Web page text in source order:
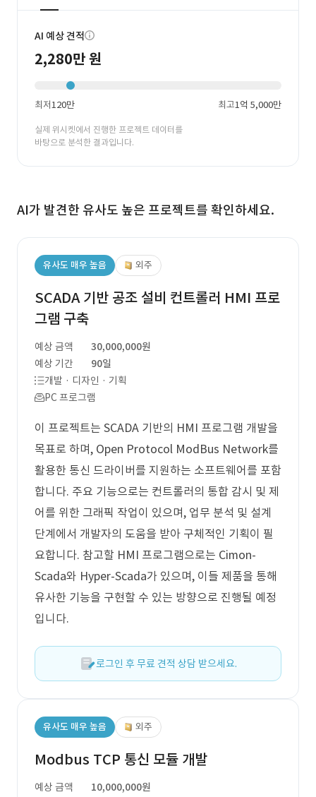
AI 예상 견적
2,280만 원
최저120만 최고1억 5,000만
실제 위시켓에서 진행한 프로젝트 데이터를
바탕으로 분석한 결과입니다.
AI가 발견한 유사도 높은 프로젝트를 확인하세요.
유사도 매우 높음 외주
SCADA 기반 공조 설비 컨트롤러 HMI 프로
그램 구축
예상 금액
30,000,000원
예상 기간
90일
개발 · 디자인 · 기획
PC 프로그램
이 프로젝트는 SCADA 기반의 HMI 프로그램 개발을
목표로 하며, Open Protocol ModBus Network를
활용한 통신 드라이버를 지원하는 소프트웨어를 포함
합니다. 주요 기능으로는 컨트롤러의 통합 감시 및 제
어를 위한 그래픽 작업이 있으며, 업무 분석 및 설계
단계에서 개발자의 도움을 받아 구체적인 기획이 필
요합니다. 참고할 HMI 프로그램으로는 Cimon-
Scada와 Hyper-Scada가 있으며, 이들 제품을 통해
유사한 기능을 구현할 수 있는 방향으로 진행될 예정
입니다.
로그인 후 무료 견적 상담 받으세요.
유사도 매우 높음 외주
Modbus TCP 통신 모듈 개발
예상 금액
10,000,000원